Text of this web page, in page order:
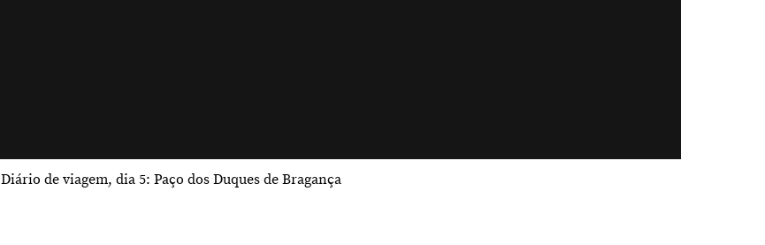
Diário de viagem, dia 5: Paço dos Duques de Bragança